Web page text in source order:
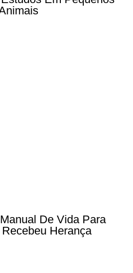
De Vida Para
Herança